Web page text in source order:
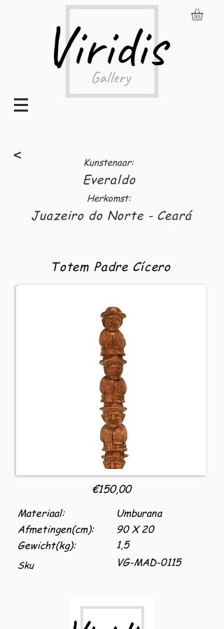
Kunstenaar:
<
Everaldo
Herkomst:
Juazeiro do Norte - Ceará
Totem Padre Cícero
€150,00
Materiaal:
Afmetingen(cm):
Gewicht(kg):
Sku
Umburana
90 X 20
1,5
VG-MAD-0115